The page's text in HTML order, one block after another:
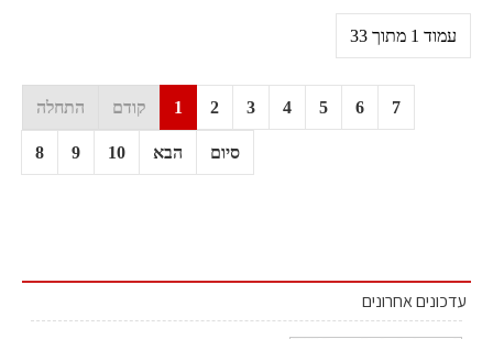
עמוד 1 מתוך 33
התחלה קודם 1 2 3 4 5 6 7
8 9 10 הבא סיום
עדכונים אחרונים